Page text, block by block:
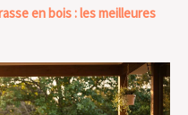
en bois : les meilleures